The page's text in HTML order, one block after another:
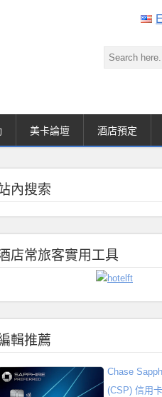
美卡論壇 酒店預定
內搜索
店常旅客實用工具
輯推薦
Chase
(CSP) 信用